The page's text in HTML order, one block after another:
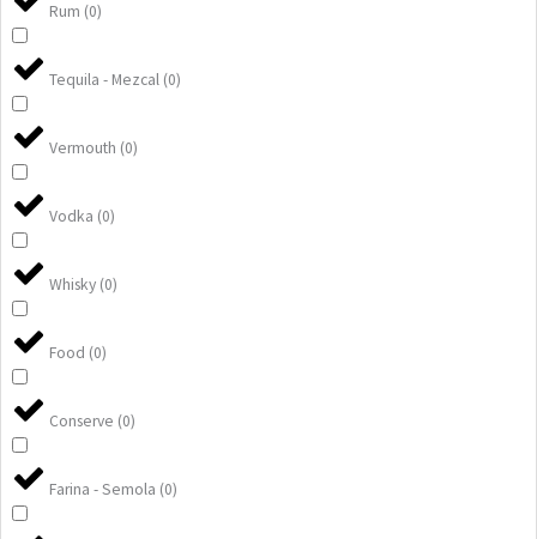
Rum (0)
Tequila - Mezcal (0)
Vermouth (0)
Vodka (0)
Whisky (0)
Food (0)
Conserve (0)
Farina - Semola (0)